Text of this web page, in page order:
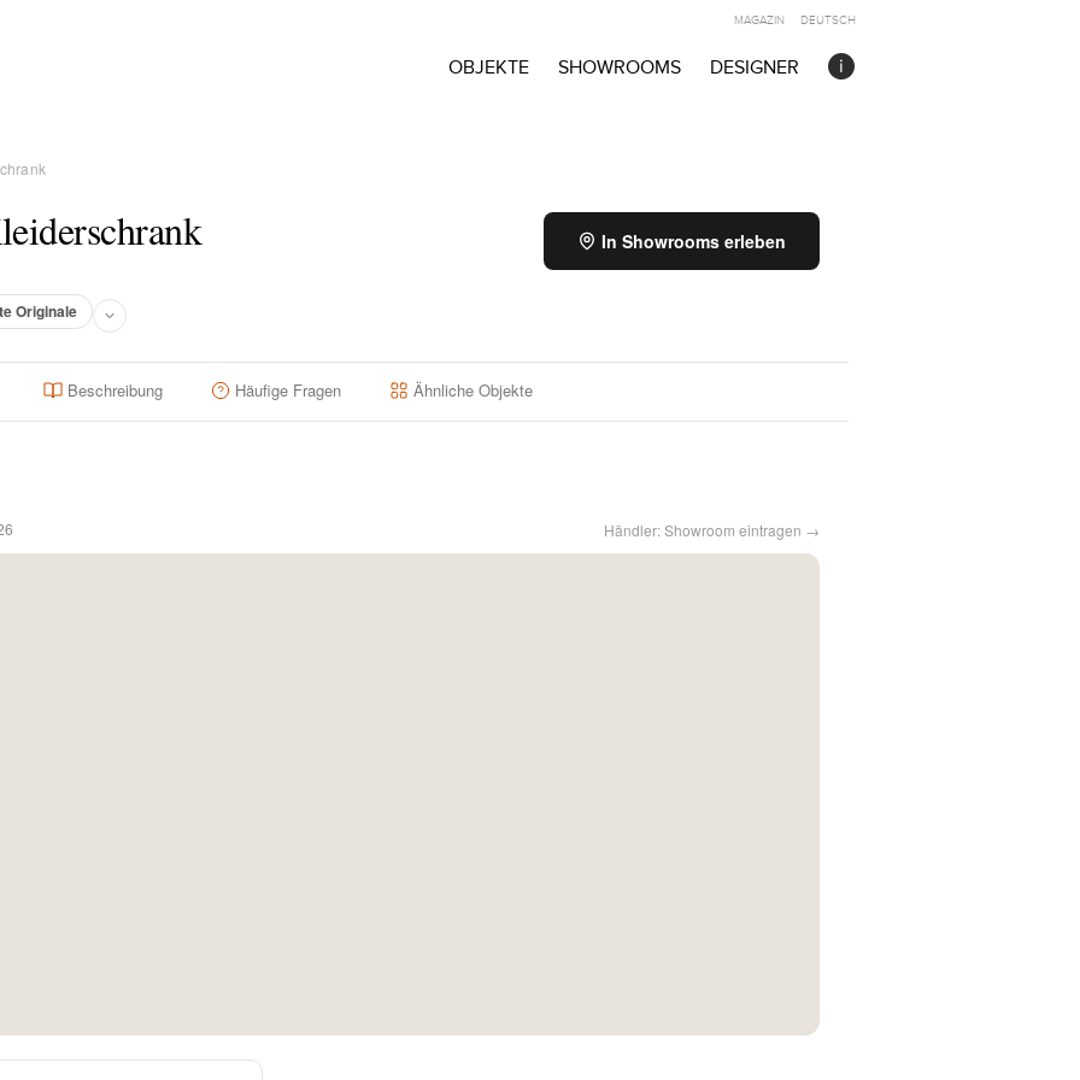
OBJEKTE SHOWROOMS DESIGNER
MAGAZIN DEUTSCH
In Showrooms erleben
Originale
Beschreibung Häufige Fragen Ähnliche Objekte
Händler: Showroom eintragen →